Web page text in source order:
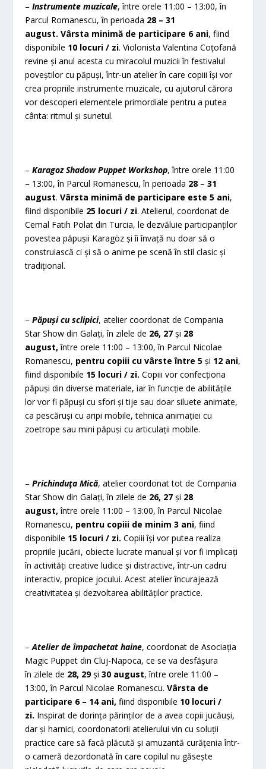
–Instrumente muzicale, între orele 11:00 – 13:00, în
Parcul Romanescu, în perioada 28 – 31
august. Vârsta minimă de participare 6 ani, fiind
disponibile 10 locuri / zi. Violonista Valentina Coțofană
revine și anul acesta cu miracolul muzicii în festivalul
poveștilor cu păpuși, într-un atelier în care copiii își vor
crea propriile instrumente muzicale, cu ajutorul cărora
vor descoperi elementele primordiale pentru a putea
cânta: ritmul și sunetul.
–Karagoz Shadow Puppet Workshop, între orele 11:00
– 13:00, în Parcul Romanescu, în perioada 28 –31
august.Vârsta minimă de participare este 5 ani,
fiind disponibile 25 locuri / zi. Atelierul, coordonat de
Cemal Fatih Polat din Turcia, le dezvăluie participanților
povestea păpușii Karagöz și îi învață nu doar să o
construiască ci și să o anime pe scenă în stil clasic și
tradițional.
–Păpuși cu sclipici, atelier coordonat de Compania
Star Show din Galați, în zilele de 26, 27și 28
august, între orele 11:00 – 13:00, în Parcul Nicolae
Romanescu, pentru copiii cu vârste între 5și 12 ani,
fiind disponibile 15 locuri / zi. Copiii vor confecționa
păpuși din diverse materiale, iar în funcție de abilitățile
lor vor fi păpuși cu sfori și tije sau doar siluete animate,
ca pescăruși cu aripi mobile, tehnica animației cu
zoetrope sau mini păpuși cu articulații mobile.
–Prichinduţa Mică, atelier coordonat tot de Compania
Star Show din Galați, în zilele de 26, 27și 28
august, între orele 11:00 – 13:00, în Parcul Nicolae
Romanescu, pentru copiii de minim 3 ani, fiind
disponibile 15 locuri / zi. Copiii își vor putea realiza
propriile jucării, obiecte lucrate manual și vor fi implicați
în activități creative ludice și distractive, într-un cadru
interactiv, propice jocului. Acest atelier încurajează
creativitatea și dezvoltarea abilităților practice.
–Atelier de împachetat haine, coordonat de Asociația
Magic Puppet din Cluj-Napoca, ce se va desfășura
în zilele de 28, 29și 30 august, între orele 11:00 –
13:00, în Parcul Nicolae Romanescu.Vârsta de
participare 6 – 14 ani,fiind disponibile 10 locuri /
zi. Inspirat de dorința părinților de a avea copii jucăuși,
dar și harnici, coordonatorii atelierului vin cu soluții
practice care să facă plăcută și amuzantă curățenia într-
o cameră dezordonată în care copilul nu găsește